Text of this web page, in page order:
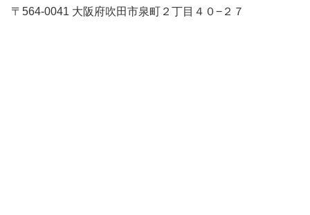
〒564-0041 大阪府吹田市泉町２丁目４０−２７